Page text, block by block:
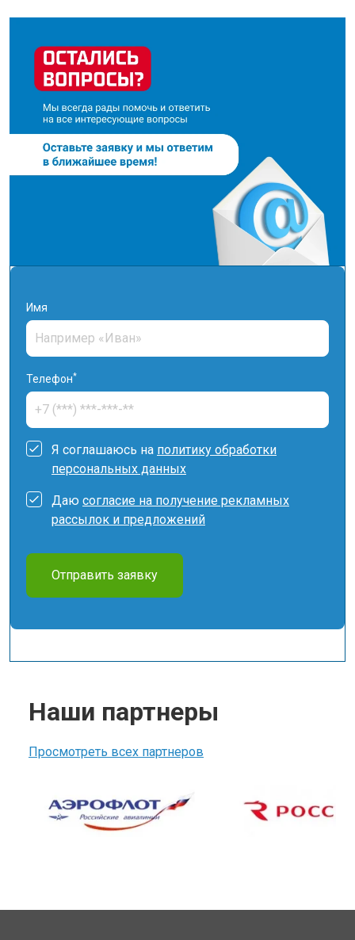
Имя
Телефон*
Я соглашаюсь на политику обработки
персональных данных
Даю согласие на получение рекламных
рассылок и предложений
Отправить заявку
Наши партнеры
Просмотреть всех партнеров